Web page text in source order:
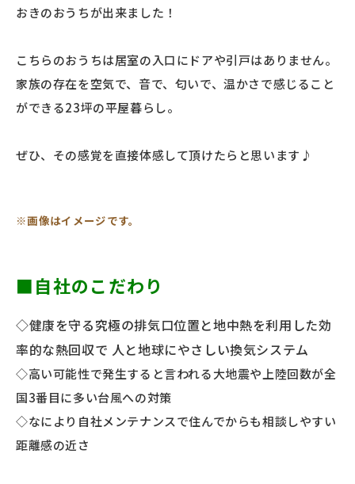
おきのおうちが出来ました！
こちらのおうちは居室の入口にドアや引戸はありません。
家族の存在を空気で、音で、匂いで、温かさで感じること
ができる23坪の平屋暮らし。
ぜひ、その感覚を直接体感して頂けたらと思います♪
※画像はイメージです。
■自社のこだわり
◇健康を守る究極の排気口位置と地中熱を利用した効
率的な熱回収で 人と地球にやさしい換気システム
◇高い可能性で発生すると言われる大地震や上陸回数が全
国3番目に多い台風への対策
◇なにより自社メンテナンスで住んでからも相談しやすい
距離感の近さ